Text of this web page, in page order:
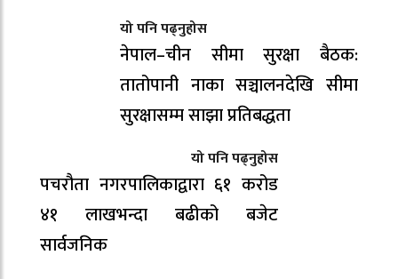
यो पनि पढ्नुहोस
नेपाल–चीन सीमा सुरक्षा बैठक:
तातोपानी नाका सञ्चालनदेखि सीमा
सुरक्षासम्म साझा प्रतिबद्धता
यो पनि पढ्नुहोस
पचरौता नगरपालिकाद्वारा ६१ करोड
४१ लाखभन्दा बढीको बजेट
सार्वजनिक